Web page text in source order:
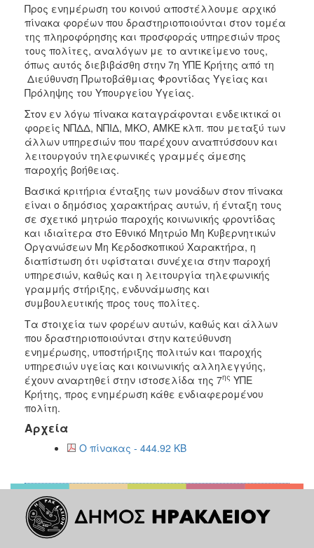
2017
2016
2015
2012
2011
ΔΗΜΟΣ
ΠΟΛΙΤΙΣΜΟΣ
ΑΝΘΕΚΤΙΚΗ
ΠΟΛΗ
Προς ενημέρωση του κοινού αποστέλλουμε αρχικό
πίνακα φορέων που δραστηριοποιούνται στον τομέα
της πληροφόρησης και προσφοράς υπηρεσιών προς
τους πολίτες, αναλόγων με το αντικείμενο τους,
όπως αυτός διεβιβάσθη στην 7η ΥΠΕ Κρήτης από τη
Διεύθυνση Πρωτοβάθμιας Φροντίδας Υγείας και
Πρόληψης του Υπουργείου Υγείας.
Στον εν λόγω πίνακα καταγράφονται ενδεικτικά οι
φορείς ΝΠΔΔ, ΝΠΙΔ, ΜΚΟ, ΑΜΚΕ κλπ. που μεταξύ των
άλλων υπηρεσιών που παρέχουν αναπτύσσουν και
λειτουργούν τηλεφωνικές γραμμές άμεσης
παροχής βοήθειας.
Βασικά κριτήρια ένταξης των μονάδων στον πίνακα
είναι ο δημόσιος χαρακτήρας αυτών, ή ένταξη τους
σε σχετικό μητρώο παροχής κοινωνικής φροντίδας
και ιδιαίτερα στο Εθνικό Μητρώο Μη Κυβερνητικών
Οργανώσεων Μη Κερδοσκοπικού Χαρακτήρα, η
διαπίστωση ότι υφίσταται συνέχεια στην παροχή
υπηρεσιών, καθώς και η λειτουργία τηλεφωνικής
γραμμής στήριξης, ενδυνάμωσης και
συμβουλευτικής προς τους πολίτες.
Τα στοιχεία των φορέων αυτών, καθώς και άλλων
που δραστηριοποιούνται στην κατεύθυνση
ενημέρωσης, υποστήριξης πολιτών και παροχής
υπηρεσιών υγείας και κοινωνικής αλληλεγγύης,
έχουν αναρτηθεί στην ιστοσελίδα της 7ης ΥΠΕ
Κρήτης, προς ενημέρωση κάθε ενδιαφερομένου
πολίτη.
Αρχεία
Ο πίνακας - 444.92 KB